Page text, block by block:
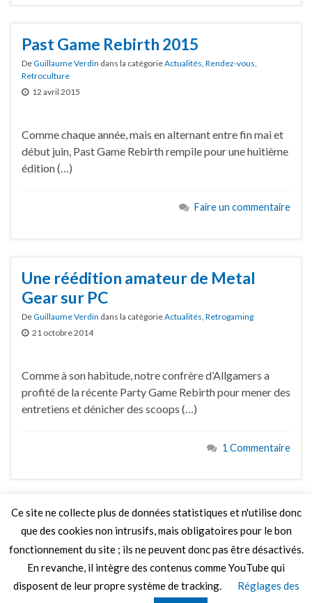
Past Game Rebirth 2015
DeGuillaume Verdin dans la catégorieActualités, Rendez-vous,
Retroculture
12 avril 2015
Comme chaque année, mais en alternant entre fin mai et
début juin, Past Game Rebirth rempile pour une huitième
édition (…)
Faire un commentaire
Une réédition amateur de Metal
Gear sur PC
DeGuillaume Verdin dans la catégorieActualités Retrogaming
21 octobre 2014
Comme à son habitude, notre confrère d’Allgamers a
profité de la récente Party Game Rebirth pour mener des
entretiens et dénicher des scoops (…)
1 Commentaire
LIRE PLUS
Ce site ne collecte plus de données statistiques et n'utilise donc
que des cookies non intrusifs, mais obligatoires pour le bon
fonctionnement du site ; ils ne peuvent donc pas être désactivés.
En revanche, il intègre des contenus comme YouTube qui
disposent de leur propre système de tracking.
Réglages des